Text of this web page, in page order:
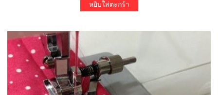
หยิบใส่ตะกร้า